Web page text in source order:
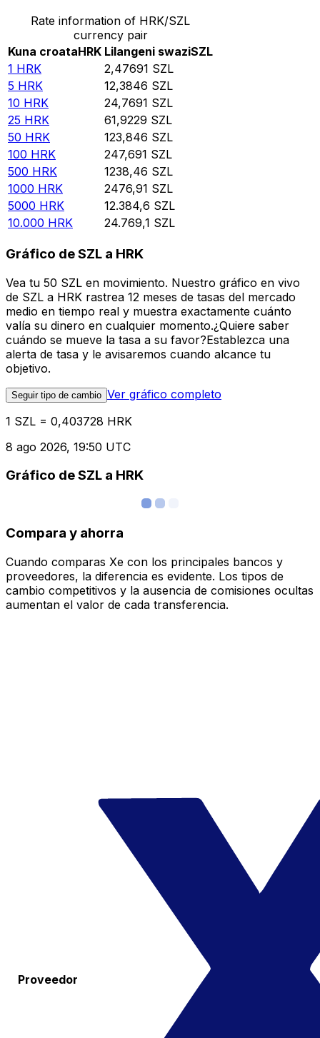
Rate information of HRK/SZL
currency pair
Kuna croataHRK Lilangeni swaziSZL
1 HRK 2,47691 SZL
5 HRK 12,3846 SZL
10 HRK 24,7691 SZL
25 HRK 61,9229 SZL
50 HRK 123,846 SZL
100 HRK 247,691 SZL
500 HRK 1238,46 SZL
1000 HRK 2476,91 SZL
5000 HRK 12.384,6 SZL
10.000 HRK 24.769,1 SZL
Gráfico de SZL a HRK
Vea tu 50 SZL en movimiento. Nuestro gráfico en vivo
de SZL a HRK rastrea 12 meses de tasas del mercado
medio en tiempo real y muestra exactamente cuánto
valía su dinero en cualquier momento.¿Quiere saber
cuándo se mueve la tasa a su favor?Establezca una
alerta de tasa y le avisaremos cuando alcance tu
objetivo.
Seguir tipo de cambio Ver gráfico completo
1 SZL = 0,403728 HRK
8 ago 2026, 19:50 UTC
Gráfico de SZL a HRK
Compara y ahorra
Cuando comparas Xe con los principales bancos y
proveedores, la diferencia es evidente. Los tipos de
cambio competitivos y la ausencia de comisiones ocultas
aumentan el valor de cada transferencia.
Proveedor